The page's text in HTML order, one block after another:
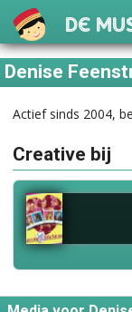
De
Denise
Actief sinds 2004,
Creative bij